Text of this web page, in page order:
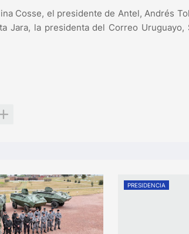
Cosse, el presidente de Antel, Andrés
Jara, la presidenta del Correo
PRESIDENCIA